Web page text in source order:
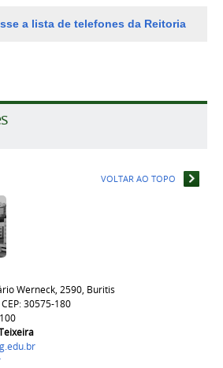
a lista de telefones da Reitoria
VOLTAR AO TOPO
Werneck, 2590, Buritis
30575-180